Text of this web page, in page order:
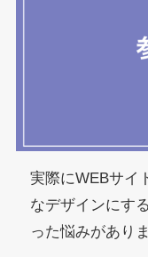
実際にWEBサイ
なデザインにす
った悩みがあり